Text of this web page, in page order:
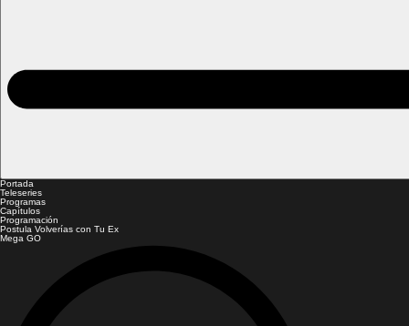
Portada
Teleseries
Programas
Capítulos
Programación
Postula Volverías con Tu Ex
Mega GO